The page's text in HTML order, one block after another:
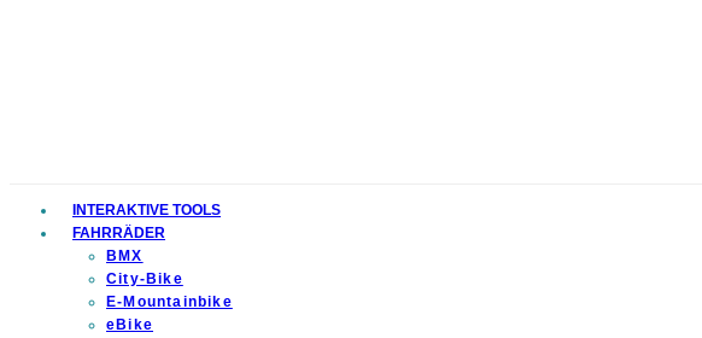
INTERAKTIVE TOOLS
FAHRRÄDER
BMX
City-Bike
E-Mountainbike
eBike